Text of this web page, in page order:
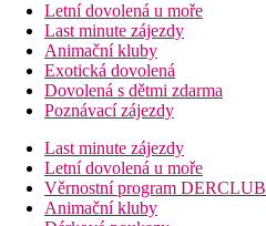
Letní dovolená u moře
Last minute zájezdy
Animační kluby
Exotická dovolená
Dovolená s dětmi zdarma
Poznávací zájezdy
Last minute zájezdy
Letní dovolená u moře
Věrnostní program DERCLUB
Animační kluby